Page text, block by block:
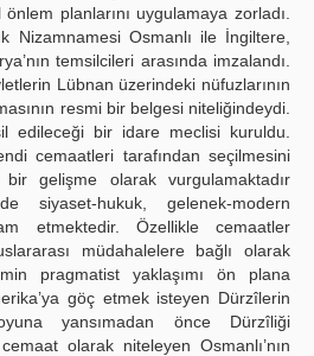
planlarını uygulamaya zorladı.
Nizamnamesi Osmanlı ile İngiltere,
temsilcileri arasında imzalandı.
Lübnan üzerindeki nüfuzlarının
resmi bir belgesi niteliğindeydi.
edileceği bir idare meclisi kuruldu.
cemaatleri tarafından seçilmesini
gelişme olarak vurgulamaktadır
siyaset-hukuk, gelenek-modern
etmektedir. Özellikle cemaatler
müdahalelere bağlı olarak
pragmatist yaklaşımı ön plana
göç etmek isteyen Dürzîlerin
yansımadan önce Dürzîliği
olarak niteleyen Osmanlı’nın